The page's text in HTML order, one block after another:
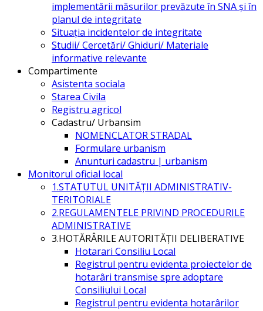
implementării măsurilor prevăzute în SNA și în
planul de integritate
Situația incidentelor de integritate
Studii/ Cercetări/ Ghiduri/ Materiale
informative relevante
Compartimente
Asistenta sociala
Starea Civila
Registru agricol
Cadastru/ Urbansim
NOMENCLATOR STRADAL
Formulare urbanism
Anunturi cadastru | urbanism
Monitorul oficial local
1.STATUTUL UNITĂŢII ADMINISTRATIV-
TERITORIALE
2.REGULAMENTELE PRIVIND PROCEDURILE
ADMINISTRATIVE
3.HOTĂRÂRILE AUTORITĂŢII DELIBERATIVE
Hotarari Consiliu Local
Registrul pentru evidenta proiectelor de
hotarâri transmise spre adoptare
Consiliului Local
Registrul pentru evidenta hotarârilor